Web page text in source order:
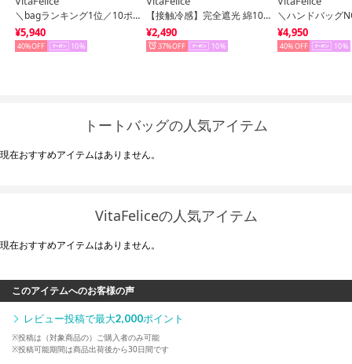
＼bagランキング1位／10ポケットキルティングトートバッグ （BLACK）
¥5,940
40% 10
【接触冷感】完全遮光 綿100％キャップ（IVORY）
¥2,490
37% 10
¥4,950
40% 10
トートバッグの人気アイテム
現在おすすめアイテムはありません。
VitaFeliceの人気アイテム
現在おすすめアイテムはありません。
このアイテムへのお客様の声
レビュー投稿で最大2,000ポイント
※投稿は（対象商品の）ご購入者のみ可能
※投稿可能期間は商品出荷後から30日間です